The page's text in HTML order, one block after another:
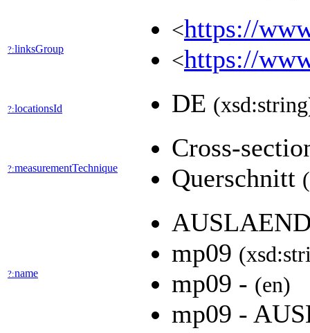
?:linksGroup
<https://
<https://
?:locationsId DE
?:measurementTechnique
Cross-
Querschnitt
?:name
mp09
mp09 - (en)
mp09 -